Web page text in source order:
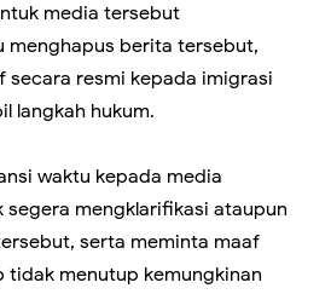
media tersebut
menghapus berita tersebut,
secara resmi kepada imigrasi
langkah hukum.
waktu kepada media
segera mengklarifikasi ataupun
serta meminta maaf
tidak menutup kemungkinan